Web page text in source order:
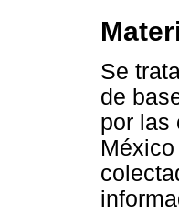
Se
de
por las